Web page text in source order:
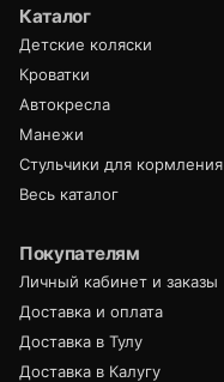
Каталог
Детские коляски
Кроватки
Автокресла
Манежи
Стульчики для кормления
Весь каталог
Покупателям
Личный кабинет и заказы
Доставка и оплата
Доставка в Тулу
Доставка в Калугу